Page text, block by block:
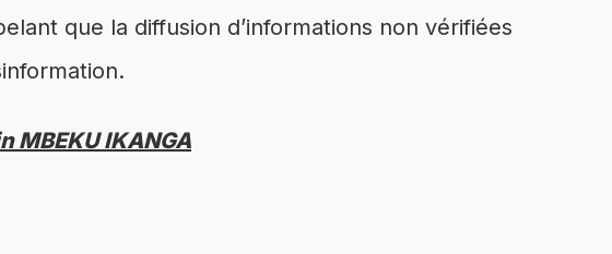
que la diffusion d’informations non vérifiées
MBEKU IKANGA